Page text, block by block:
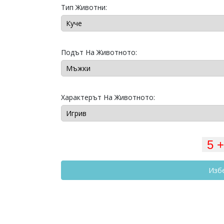
Тип Животни:
Подът На Животното:
Характерът На Животното: